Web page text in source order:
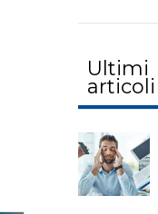
Ultimi
articoli